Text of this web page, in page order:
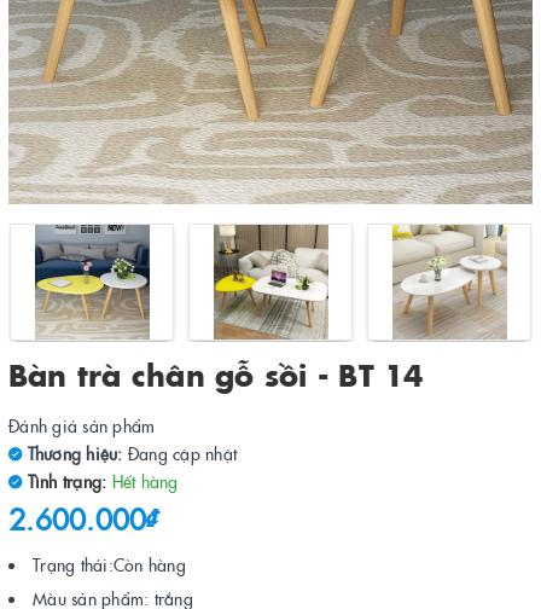
Bàn trà chân gỗ sồi - BT 14
Đánh giá sản phẩm
Thương hiệu: Đang cập nhật
Tình trạng: Hết hàng
2.600.000₫
Trạng thái:Còn hàng
Màu sản phẩm: trắng